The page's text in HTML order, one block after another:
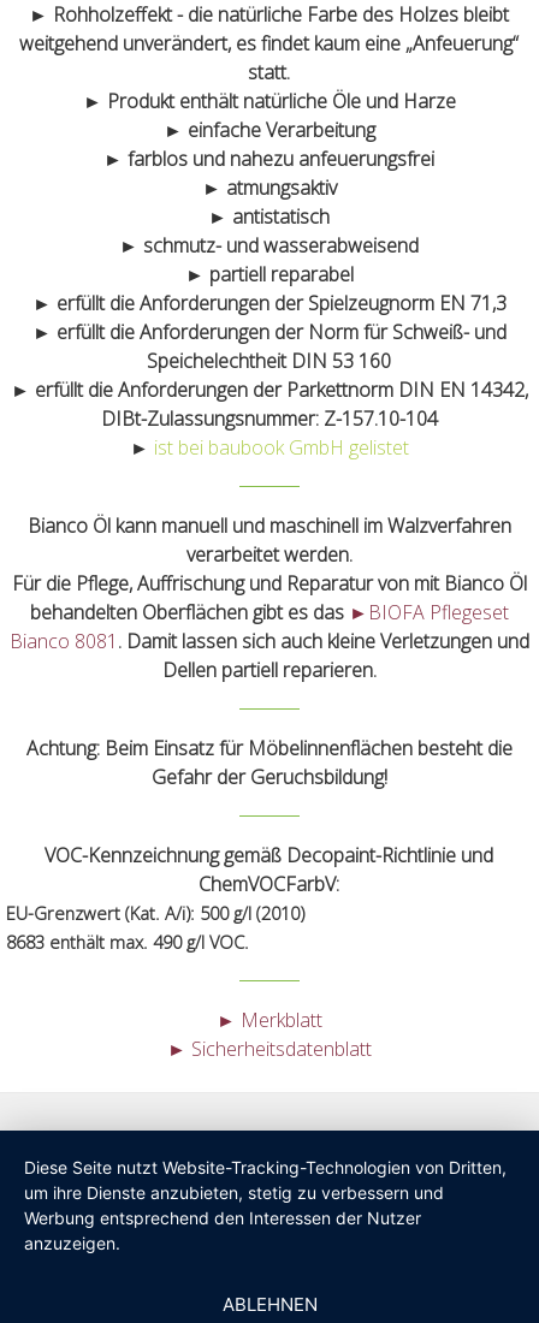
► Rohholzeffekt - die natürliche Farbe des Holzes bleibt
weitgehend unverändert, es findet kaum eine „Anfeuerung“
statt.
► Produkt enthält natürliche Öle und Harze
► einfache Verarbeitung
► farblos und nahezu anfeuerungsfrei
► atmungsaktiv
► antistatisch
► schmutz- und wasserabweisend
► partiell reparabel
► erfüllt die Anforderungen der Spielzeugnorm EN 71,3
► erfüllt die Anforderungen der Norm für Schweiß- und
Speichelechtheit DIN 53 160
► erfüllt die Anforderungen der Parkettnorm DIN EN 14342,
DIBt-Zulassungsnummer: Z-157.10-104
► ist bei baubook GmbH gelistet
Bianco Öl kann manuell und maschinell im Walzverfahren
verarbeitet werden.
Für die Pflege, Auffrischung und Reparatur von mit Bianco Öl
behandelten Oberflächen gibt es das ► BIOFA Pflegeset
Bianco 8081 . Damit lassen sich auch kleine Verletzungen und
Dellen partiell reparieren.
Achtung: Beim Einsatz für Möbelinnenflächen besteht die
Gefahr der Geruchsbildung!
VOC-Kennzeichnung gemäß Decopaint-Richtlinie und
ChemVOCFarbV:
EU-Grenzwert (Kat. A/i): 500 g/l (2010)
8683 enthält max. 490 g/l VOC.
► Merkblatt
► Sicherheitsdatenblatt
Diese Seite nutzt Website-Tracking-Technologien von Dritten,
um ihre Dienste anzubieten, stetig zu verbessern und
Werbung entsprechend den Interessen der Nutzer
anzuzeigen.
ABLEHNEN